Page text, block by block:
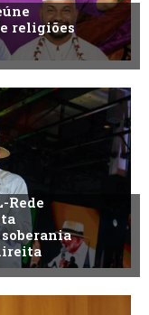
religiões
Rede